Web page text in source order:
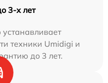
3-х лет
техники Umidigi и
до 3 лет.